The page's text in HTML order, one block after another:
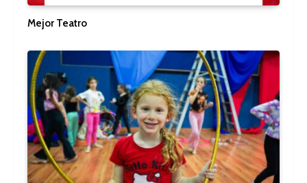
Mejor Teatro